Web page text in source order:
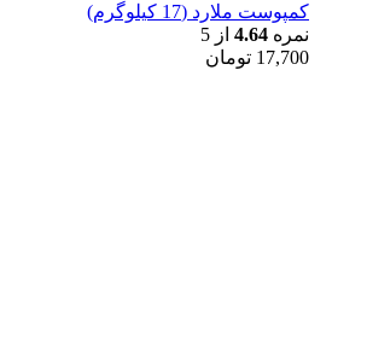
کمپوست ملارد (17 کیلوگرم)
نمره 4.64 از 5
17,700 تومان